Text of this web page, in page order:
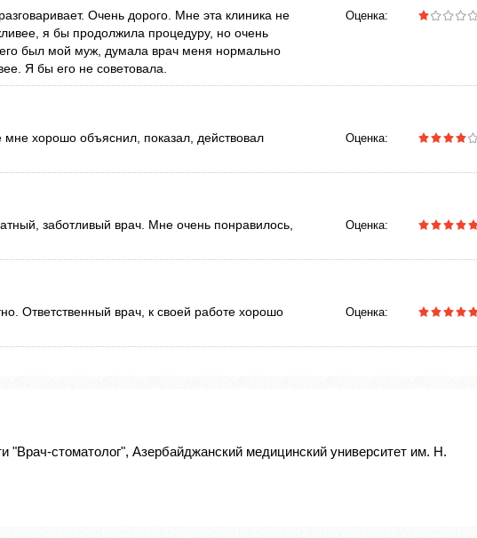
Очень дорого. Мне эта клиника не
я бы продолжила процедуру, но очень
был мой муж, думала врач меня нормально
Я бы его не советовала.
Оценка:
хорошо объяснил, показал, действовал
Оценка:
заботливый врач. Мне очень понравилось,
Оценка:
Ответственный врач, к своей работе хорошо
Оценка:
"Врач-стоматолог", Азербайджанский медицинский университет им. Н.